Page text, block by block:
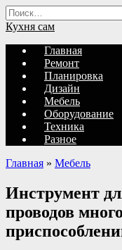
Перейти
к
содержанию
Search
for:
Кухня сам
Главная
Ремонт
Планировка
Дизайн
Мебель
Оборудование
Техника
Разное
Главная » Мебель
Инструмент
проводов